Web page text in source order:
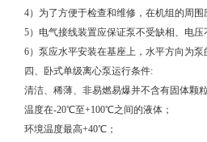
4）为了方便于检查和维修，在机组的周围
5）电气接线装置应保证泵不受缺相、电压
6）泵应水平安装在基座上，水平方向为泵
四、卧式单级离心泵运行条件:
清洁、稀薄、非易燃易爆并不含有固体颗
温度在-20℃至+100℃之间的液体；
环境温度最高+40℃；